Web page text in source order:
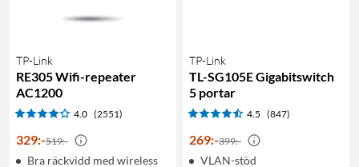
TP-Link
RE305 Wifi-repeater
AC1200
4.0 (2551)
329:-519:-
Bra räckvidd med wireless
TP-Link
TL-SG105E Gigabitswitch
5 portar
4.5 (847)
269:-399:-
VLAN-stöd